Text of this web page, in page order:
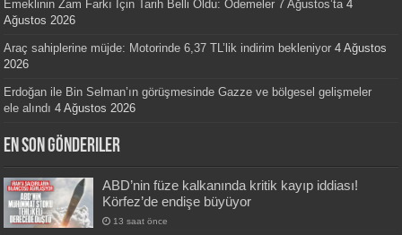
Emeklinin Zam Farkı İçin Tarih Belli Oldu: Ödemeler 7 Ağustos’ta 4
Ağustos 2026
Araç sahiplerine müjde: Motorinde 6,37 TL’lik indirim bekleniyor 4 Ağustos
2026
Erdoğan ile Bin Selman’ın görüşmesinde Gazze ve bölgesel gelişmeler
ele alındı 4 Ağustos 2026
En Son Gönderiler
ABD’nin füze kalkanında kritik kayıp iddiası!
Körfez’de endişe büyüyor
13 saat önce